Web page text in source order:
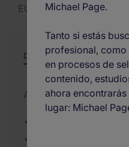
EUR30.000 por año
Descripción Resumen
Actualizado el 06/08/
Michael Page.
Tanto si estás
profesional,
en procesos de
contenido,
ahora
lugar: Michael